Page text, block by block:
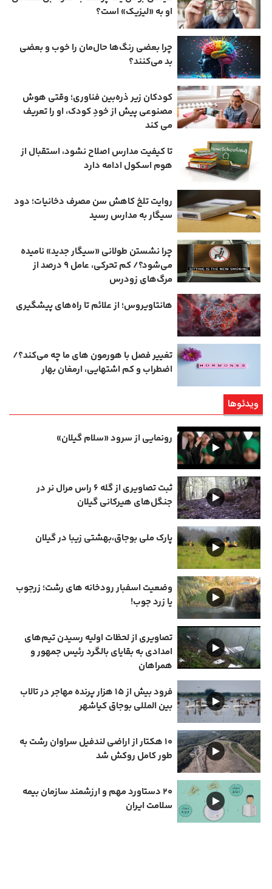
او به «لیزیک» است؟
چرا بعضی رنگ‌ها حال‌مان را خوب و بعضی
بد می‌کنند؟
کودکان زیر ذره‌بین فناوری؛ وقتی هوش
مصنوعی پیش از خودِ کودک، او را تعریف
می ‌کند
تا کیفیت مدارس اصلاح نشود، استقبال از
هوم ‌اسکول ادامه دارد
روایت تلخ کاهش سن مصرف دخانیات؛ دود
سیگار به مدارس رسید
چرا نشستن طولانی «سیگار جدید» نامیده
می‌شود؟/ کم‌ تحرکی، عامل ۹ درصد از
مرگ‌های زودرس
هانتاویروس؛ از علائم تا راه‌های پیشگیری
تغییر فصل با هورمون‌ های ما چه می‌کند؟/
اضطراب و کم‌ اشتهایی، ارمغان بهار
ویدئوها
رونمایی از سرود «سلام گیلان»
ثبت تصاویری از گله ۶ راس مرال نر در
جنگل‌های هیرکانی گیلان
پارک ملی بوجاق،بهشتی زیبا در گیلان
وضعیت اسفبار رودخانه های رشت؛ زرجوب
یا زرد جوب!
تصاویری از لحظات اولیه رسیدن تیم‌های
امدادی به بقایای بالگرد رئیس جمهور و
همراهان
فرود بیش از ۱۵ هزار پرنده مهاجر در تالاب
بین المللی بوجاق کیاشهر
۱۰ هکتار از اراضی لندفیل سراوان رشت به
طور کامل روکش شد
۲۰ دستاورد مهم و ارزشمند سازمان بیمه
سلامت ایران